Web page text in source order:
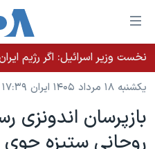
لینکهای
قابل
دسترسی
جهش
محتوای
اصلی
خانه
نسخه سبک وب‌سایت
موضوع ها
یکشنبه ۱۸ مرداد ۱۴۰۵ ایران ۱۷:۳۹
بازپرسان اندونزی
روحانی ستيزه جوی